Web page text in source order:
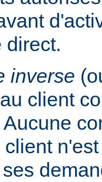
direct.
inverse
client